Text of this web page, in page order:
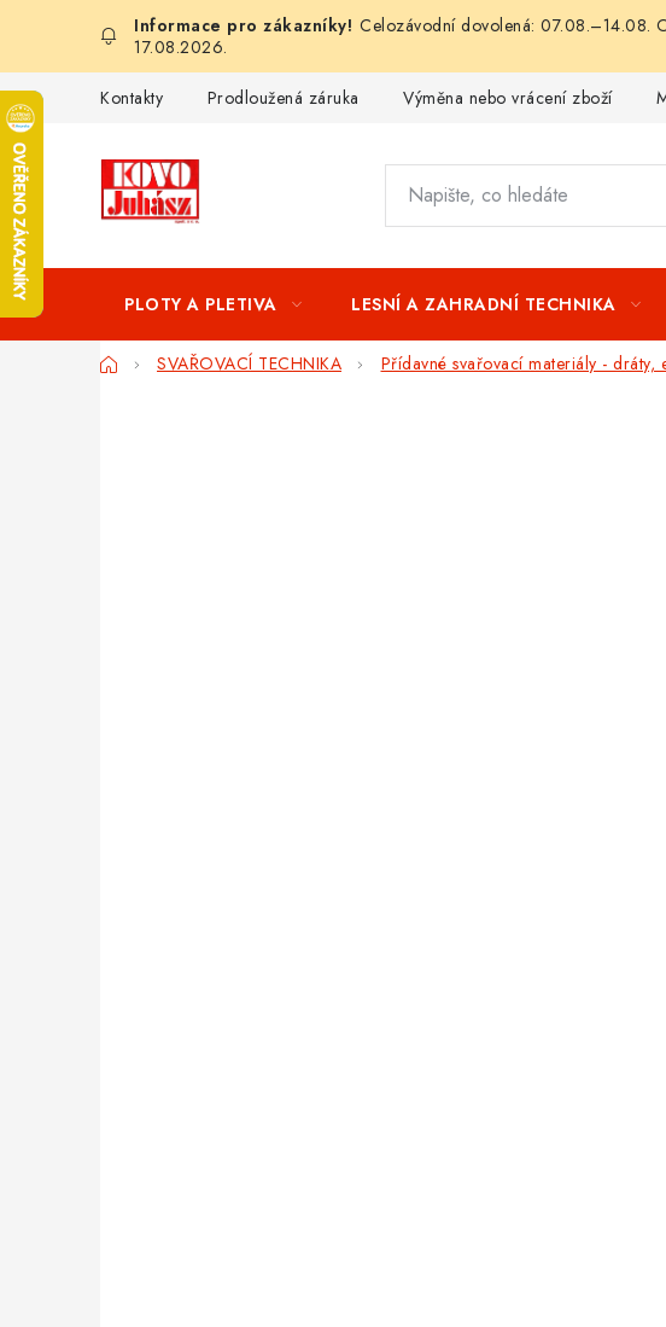
obsah
Celozávodní dovolená: 07.08.–14.08.
17.08.2026.
Kontakty Prodloužená záruka Výměna nebo vrácení zboží
PLOTY A PLETIVA LESNÍ A ZAHRADNÍ TECHNIKA
DomůSVAŘOVACÍ TECHNIKA Přídavné svařovací materiály - dráty,